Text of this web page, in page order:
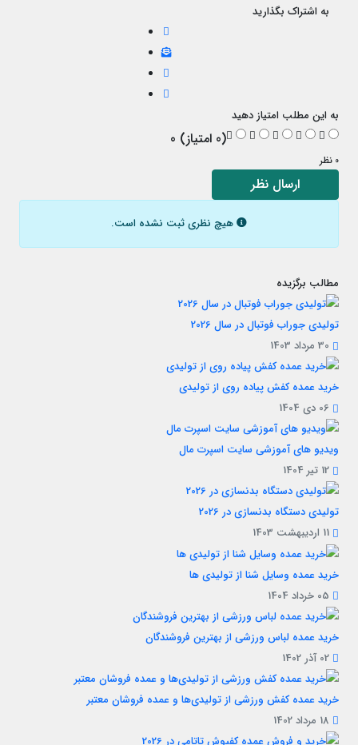
به اشتراک بگذارید
به این مطلب امتیاز دهید
(0 امتیاز) 0
0 نظر
ارسال نظر
هیچ نظری ثبت نشده است.
مطالب برگزیده
تولیدی جوراب فوتبال در سال 2026
30 مرداد 1403
خرید عمده کفش پیاده روی از تولیدی
06 دی 1404
ویدیو های آموزشی سایت اسپرت مال
12 تیر 1404
تولیدی دستگاه بدنسازی در 2026
11 اردیبهشت 1403
خرید عمده وسایل شنا از تولیدی ها
05 خرداد 1404
خرید عمده لباس ورزشی از بهترین فروشندگان
02 آذر 1402
خرید عمده کفش ورزشی از تولیدی‌ها و عمده فروشان معتبر
18 مرداد 1402